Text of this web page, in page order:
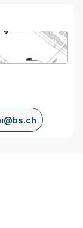
MapBS.
wird in einem